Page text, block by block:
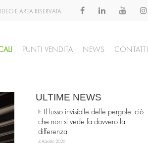
E AREA RISERVATA
PUNTI VENDITA NEWS CONTATTI
ULTIME NEWS
Il lusso invisibile delle pergole: ciò
che non si vede fa davvero la
differenza
4 Agosto 2026